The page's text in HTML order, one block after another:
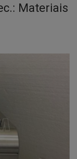
Materiais